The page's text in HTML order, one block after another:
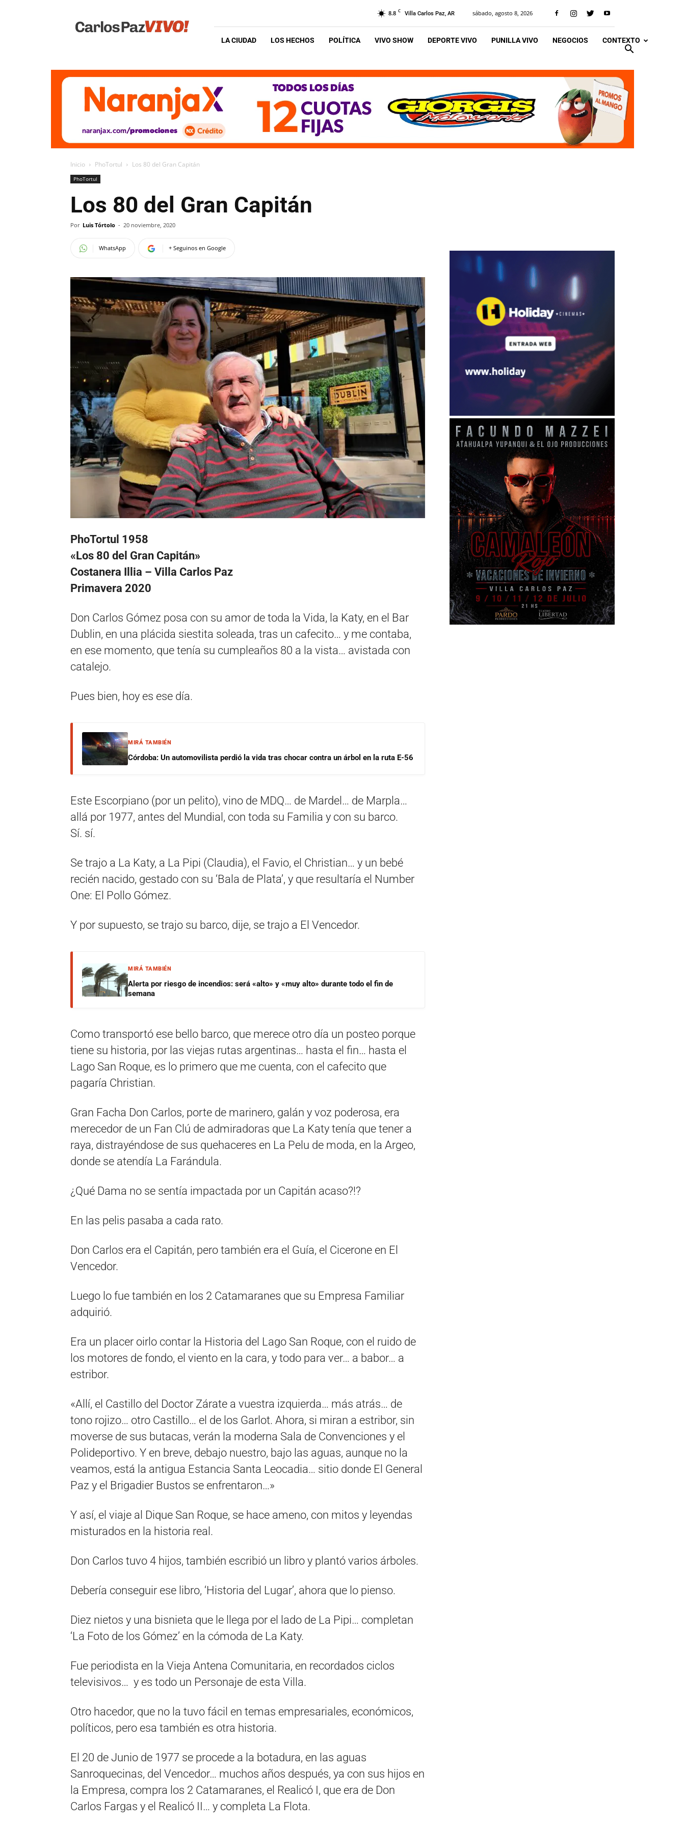
Vivo
8.8 C Villa Carlos Paz, AR sábado, agosto 8, 2026
LA CIUDAD LOS HECHOS POLÍTICA VIVO SHOW DEPORTE VIVO PUNILLA VIVO NEGOCIOS CONTEXTO
Inicio PhoTortul Los 80 del Gran Capitán
PhoTortul
Los 80 del Gran Capitán
Por Luis Tórtolo - 20 noviembre, 2020
WhatsApp + Seguinos en Google
PhoTortul 1958
«Los 80 del Gran Capitán»
Costanera Illia – Villa Carlos Paz
Primavera 2020
Don Carlos Gómez posa con su amor de toda la Vida, la Katy, en el Bar
Dublin, en una plácida siestita soleada, tras un cafecito… y me contaba,
en ese momento, que tenía su cumpleaños 80 a la vista… avistada con
catalejo.
Pues bien, hoy es ese día.
MIRÁ TAMBIÉN
Córdoba: Un automovilista perdió la vida tras chocar contra un árbol en la ruta E-56
Este Escorpiano (por un pelito), vino de MDQ… de Mardel… de Marpla…
allá por 1977, antes del Mundial, con toda su Familia y con su barco.
Sí. sí.
Se trajo a La Katy, a La Pipi (Claudia), el Favio, el Christian… y un bebé
recién nacido, gestado con su ‘Bala de Plata’, y que resultaría el Number
One: El Pollo Gómez.
Y por supuesto, se trajo su barco, dije, se trajo a El Vencedor.
MIRÁ TAMBIÉN
Alerta por riesgo de incendios: será «alto» y «muy alto» durante todo el fin de
semana
Como transportó ese bello barco, que merece otro día un posteo porque
tiene su historia, por las viejas rutas argentinas… hasta el fin… hasta el
Lago San Roque, es lo primero que me cuenta, con el cafecito que
pagaría Christian.
Gran Facha Don Carlos, porte de marinero, galán y voz poderosa, era
merecedor de un Fan Clú de admiradoras que La Katy tenía que tener a
raya, distrayéndose de sus quehaceres en La Pelu de moda, en la Argeo,
donde se atendía La Farándula.
¿Qué Dama no se sentía impactada por un Capitán acaso?!?
En las pelis pasaba a cada rato.
Don Carlos era el Capitán, pero también era el Guía, el Cicerone en El
Vencedor.
Luego lo fue también en los 2 Catamaranes que su Empresa Familiar
adquirió.
Era un placer oirlo contar la Historia del Lago San Roque, con el ruido de
los motores de fondo, el viento en la cara, y todo para ver… a babor… a
estribor.
«Allí, el Castillo del Doctor Zárate a vuestra izquierda… más atrás… de
tono rojizo… otro Castillo… el de los Garlot. Ahora, si miran a estribor, sin
moverse de sus butacas, verán la moderna Sala de Convenciones y el
Polideportivo. Y en breve, debajo nuestro, bajo las aguas, aunque no la
veamos, está la antigua Estancia Santa Leocadia… sitio donde El General
Paz y el Brigadier Bustos se enfrentaron…»
Y así, el viaje al Dique San Roque, se hace ameno, con mitos y leyendas
misturados en la historia real.
Don Carlos tuvo 4 hijos, también escribió un libro y plantó varios árboles.
Debería conseguir ese libro, ‘Historia del Lugar’, ahora que lo pienso.
Diez nietos y una bisnieta que le llega por el lado de La Pipi… completan
‘La Foto de los Gómez’ en la cómoda de La Katy.
Fue periodista en la Vieja Antena Comunitaria, en recordados ciclos
televisivos… y es todo un Personaje de esta Villa.
Otro hacedor, que no la tuvo fácil en temas empresariales, económicos,
políticos, pero esa también es otra historia.
El 20 de Junio de 1977 se procede a la botadura, en las aguas
Sanroquecinas, del Vencedor… muchos años después, ya con sus hijos en
la Empresa, compra los 2 Catamaranes, el Realicó I, que era de Don
Carlos Fargas y el Realicó II… y completa La Flota.